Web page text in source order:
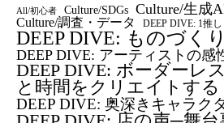
All/初心者 Culture/SDGs Culture/生成
Culture/調査・データ DEEP DIVE: 1推し
DEEP DIVE: ものづく
DEEP DIVE: アーティストの感
DEEP DIVE: ボーダーレ
と時間をクリエイトする
DEEP DIVE: 奥深きキャラク